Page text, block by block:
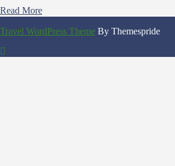
Read More
Travel WordPress Theme By Themespride